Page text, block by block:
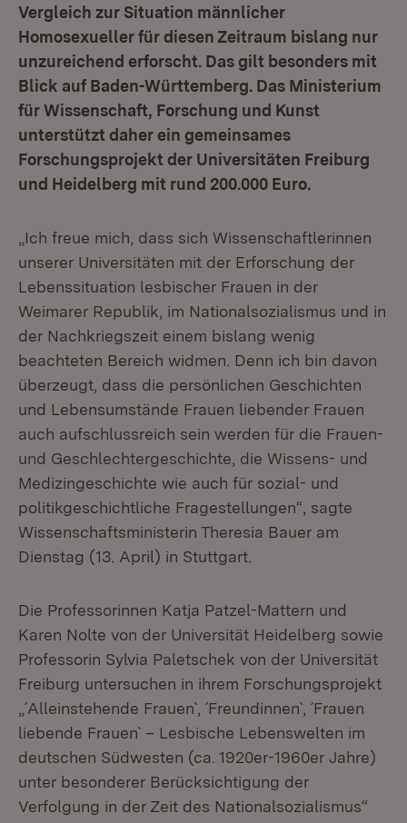
Vergleich zur Situation männlicher
Homosexueller für diesen Zeitraum bislang nur
unzureichend erforscht. Das gilt besonders mit
Blick auf Baden-Württemberg. Das Ministerium
für Wissenschaft, Forschung und Kunst
unterstützt daher ein gemeinsames
Forschungsprojekt der Universitäten Freiburg
und Heidelberg mit rund 200.000 Euro.
„Ich freue mich, dass sich Wissenschaftlerinnen
unserer Universitäten mit der Erforschung der
Lebenssituation lesbischer Frauen in der
Weimarer Republik, im Nationalsozialismus und in
der Nachkriegszeit einem bislang wenig
beachteten Bereich widmen. Denn ich bin davon
überzeugt, dass die persönlichen Geschichten
und Lebensumstände Frauen liebender Frauen
auch aufschlussreich sein werden für die Frauen-
und Geschlechtergeschichte, die Wissens- und
Medizingeschichte wie auch für sozial- und
politikgeschichtliche Fragestellungen“, sagte
Wissenschaftsministerin Theresia Bauer am
Dienstag (13. April) in Stuttgart.
Die Professorinnen Katja Patzel-Mattern und
Karen Nolte von der Universität Heidelberg sowie
Professorin Sylvia Paletschek von der Universität
Freiburg untersuchen in ihrem Forschungsprojekt
„´Alleinstehende Frauen`, ´Freundinnen`, ´Frauen
liebende Frauen` – Lesbische Lebenswelten im
deutschen Südwesten (ca. 1920er-1960er Jahre)
unter besonderer Berücksichtigung der
Verfolgung in der Zeit des Nationalsozialismus“